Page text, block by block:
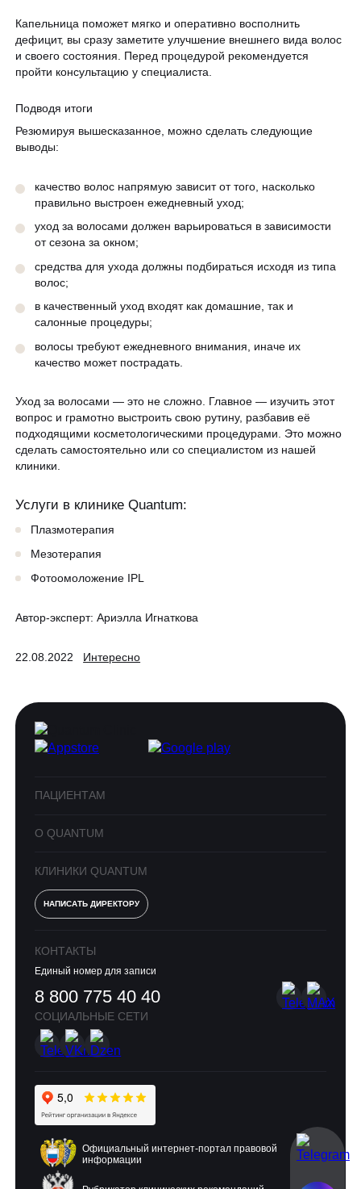
Капельница поможет мягко и оперативно восполнить
дефицит, вы сразу заметите улучшение внешнего вида волос
и своего состояния. Перед процедурой рекомендуется
пройти консультацию у специалиста.
Подводя итоги
Резюмируя вышесказанное, можно сделать следующие
выводы:
качество волос напрямую зависит от того, насколько
правильно выстроен ежедневный уход;
уход за волосами должен варьироваться в зависимости
от сезона за окном;
средства для ухода должны подбираться исходя из типа
волос;
в качественный уход входят как домашние, так и
салонные процедуры;
волосы требуют ежедневного внимания, иначе их
качество может пострадать.
Уход за волосами — это не сложно. Главное — изучить этот
вопрос и грамотно выстроить свою рутину, разбавив её
подходящими косметологическими процедурами. Это можно
сделать самостоятельно или со специалистом из нашей
клиники.
Услуги в клинике Quantum:
Плазмотерапия
Мезотерапия
Фотоомоложение IPL
Автор-эксперт:Ариэлла Игнаткова
22.08.2022 Интересно
ПАЦИЕНТАМ
О QUANTUM
КЛИНИКИ QUANTUM
НАПИСАТЬ ДИРЕКТОРУ
КОНТАКТЫ
Единый номер для записи
8 800 775 40 40
СОЦИАЛЬНЫЕ СЕТИ
Официальный интернет-портал правовой
информации